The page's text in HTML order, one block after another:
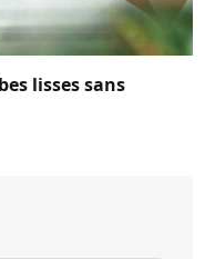
lisses sans